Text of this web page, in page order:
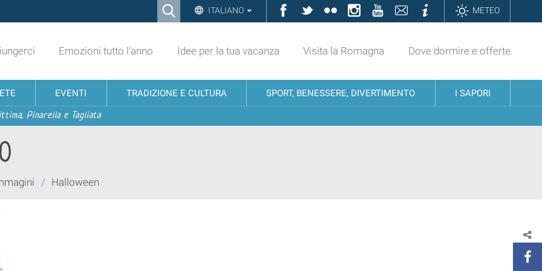
Ricerca ITALIANO Facebook
TwitterFlickrInstagramYouTubeContattiInformazioniMETEO
Emozioni tutto l'anno Idee per la tua vacanza Visita la Romagna Dove dormire e offerte
EVENTI TRADIZIONE E CULTURA SPORT, BENESSERE, DIVERTIMENTO I SAPORI
Pinarella e Tagliata
/ Halloween